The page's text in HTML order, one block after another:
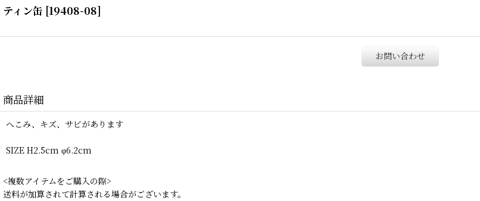
ティン缶 [19408-08]
お問い合わせ
商品詳細
へこみ、キズ、サビがあります
SIZE H2.5cm φ6.2cm
<複数アイテムをご購入の際>
送料が加算されて計算される場合がございます。